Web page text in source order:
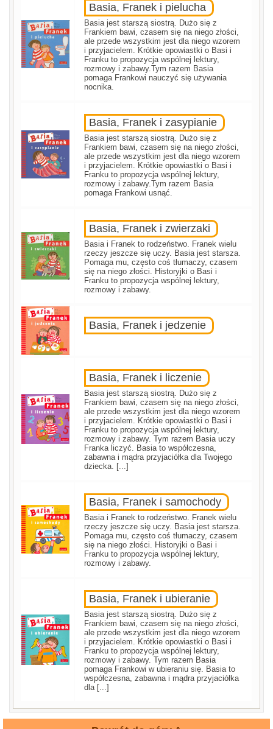
Basia, Franek i pielucha
Basia jest starszą siostrą. Dużo się z
Frankiem bawi, czasem się na niego złości,
ale przede wszystkim jest dla niego wzorem
i przyjacielem. Krótkie opowiastki o Basi i
Franku to propozycja wspólnej lektury,
rozmowy i zabawy.Tym razem Basia
pomaga Frankowi nauczyć się używania
nocnika.
Basia, Franek i zasypianie
Basia jest starszą siostrą. Dużo się z
Frankiem bawi, czasem się na niego złości,
ale przede wszystkim jest dla niego wzorem
i przyjacielem. Krótkie opowiastki o Basi i
Franku to propozycja wspólnej lektury,
rozmowy i zabawy.Tym razem Basia
pomaga Frankowi usnąć.
Basia, Franek i zwierzaki
Basia i Franek to rodzeństwo. Franek wielu
rzeczy jeszcze się uczy. Basia jest starsza.
Pomaga mu, często coś tłumaczy, czasem
się na niego złości. Historyjki o Basi i
Franku to propozycja wspólnej lektury,
rozmowy i zabawy.
Basia, Franek i jedzenie
Basia, Franek i liczenie
Basia jest starszą siostrą. Dużo się z
Frankiem bawi, czasem się na niego złości,
ale przede wszystkim jest dla niego wzorem
i przyjacielem. Krótkie opowiastki o Basi i
Franku to propozycja wspólnej lektury,
rozmowy i zabawy. Tym razem Basia uczy
Franka liczyć. Basia to współczesna,
zabawna i mądra przyjaciółka dla Twojego
dziecka. [...]
Basia, Franek i samochody
Basia i Franek to rodzeństwo. Franek wielu
rzeczy jeszcze się uczy. Basia jest starsza.
Pomaga mu, często coś tłumaczy, czasem
się na niego złości. Historyjki o Basi i
Franku to propozycja wspólnej lektury,
rozmowy i zabawy.
Basia, Franek i ubieranie
Basia jest starszą siostrą. Dużo się z
Frankiem bawi, czasem się na niego złości,
ale przede wszystkim jest dla niego wzorem
i przyjacielem. Krótkie opowiastki o Basi i
Franku to propozycja wspólnej lektury,
rozmowy i zabawy. Tym razem Basia
pomaga Frankowi w ubieraniu się. Basia to
współczesna, zabawna i mądra przyjaciółka
dla [...]